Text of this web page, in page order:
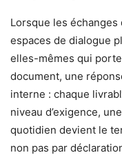
Lorsque les
espaces de dialogue
elles-mêmes qui
document, une
interne : chaque
niveau d’exigence,
quotidien devient le
non pas par